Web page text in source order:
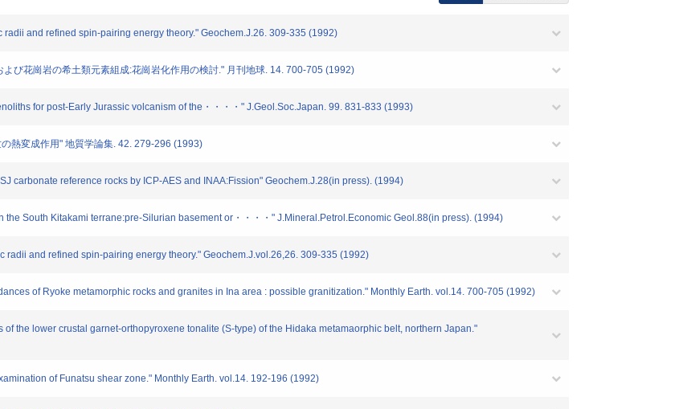
and refined spin-pairing energy theory." Geochem.J.26. 309-335 (1992)
び花崗岩の希土類元素組成:花崗岩化作用の検討." 月刊地球. 14. 700-705 (1992)
for post-Early Jurassic volcanism of the・・・・" J.Geol.Soc.Japan. 99. 831-833 (1993)
熱変成作用" 地質学論集. 42. 279-296 (1993)
carbonate reference rocks by ICP-AES and INAA:Fission" Geochem.J.28(in press). (1994)
the South Kitakami terrane:pre-Silurian basement or・・・・" J.Mineral.Petrol.Economic Geol.88(in press). (1994)
radii and refined spin-pairing energy theory." Geochem.J.vol.26,26. 309-335 (1992)
of Ryoke metamorphic rocks and granites in Ina area : possible granitization." Monthly Earth. vol.14. 700-705 (1992)
of the lower crustal garnet-orthopyroxene tonalite (S-type) of the Hidaka metamaorphic belt, northern Japan."
of Funatsu shear zone." Monthly Earth. vol.14. 192-196 (1992)